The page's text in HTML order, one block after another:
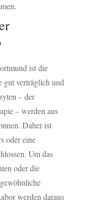
ist die
gut verträglich und
– der
– werden aus
Daher ist
oder eine
Um das
oder die
werden daraus